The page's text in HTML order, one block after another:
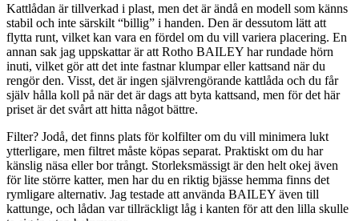
Kattlådan är tillverkad i plast, men det är ändå en modell som känns
stabil och inte särskilt “billig” i handen. Den är dessutom lätt att
flytta runt, vilket kan vara en fördel om du vill variera placering. En
annan sak jag uppskattar är att Rotho BAILEY har rundade hörn
inuti, vilket gör att det inte fastnar klumpar eller kattsand när du
rengör den. Visst, det är ingen självrengörande kattlåda och du får
själv hålla koll på när det är dags att byta kattsand, men för det här
priset är det svårt att hitta något bättre.
Filter? Jodå, det finns plats för kolfilter om du vill minimera lukt
ytterligare, men filtret måste köpas separat. Praktiskt om du har
känslig näsa eller bor trångt. Storleksmässigt är den helt okej även
för lite större katter, men har du en riktig bjässe hemma finns det
rymligare alternativ. Jag testade att använda BAILEY även till
kattunge, och lådan var tillräckligt låg i kanten för att den lilla skulle